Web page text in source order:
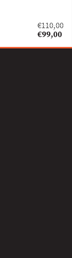
€110,00
Original
was:
€99,00
τρέχουσα